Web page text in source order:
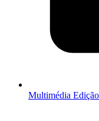
Multimédia